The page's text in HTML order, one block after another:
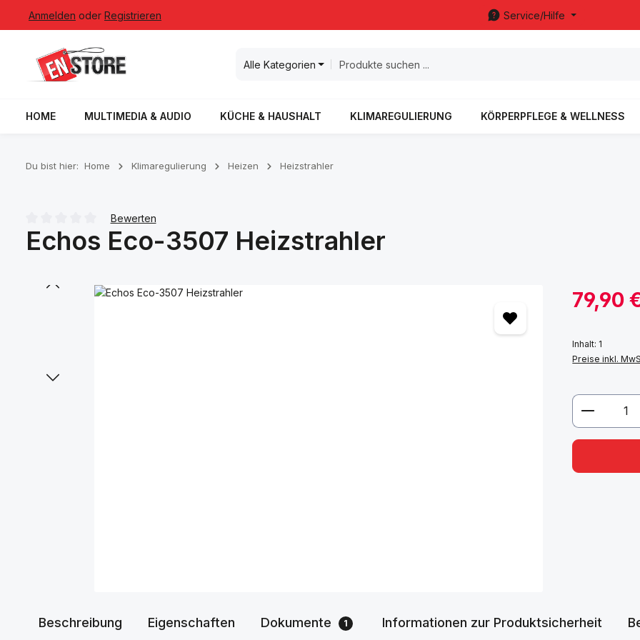
Hauptinhalt springen
Zur Suche springen
Zur Hauptnavigation springen
Anmelden oder Registrieren Service/Hilfe
Alle Kategorien
HOME MULTIMEDIA & AUDIO KÜCHE & HAUSHALT KLIMAREGULIERUNG KÖRPERPFLEGE & WELLNESS
Du bist hier: Home Klimaregulierung Heizen Heizstrahler
Durchschnittliche Bewertung von 0 von 5 Sternen
Bewerten
Echos Eco-3507 Heizstrahler
Bildergalerie überspringen Verkaufspreis:
79,90
Inhalt: 1
Preise inkl.
Beschreibung Eigenschaften Dokumente 1 Informationen zur Produktsicherheit